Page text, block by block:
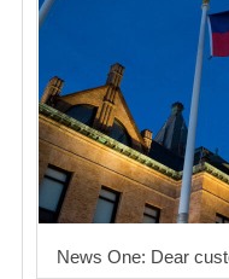
News One: Dear